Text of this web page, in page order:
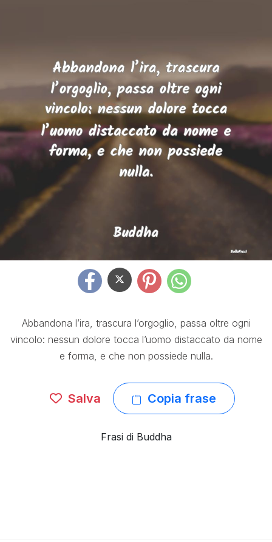
Abbandona l’ira, trascura l’orgoglio, passa oltre ogni
vincolo: nessun dolore tocca l’uomo distaccato da nome
e forma, e che non possiede nulla.
Salva Copia frase
Frasi di Buddha